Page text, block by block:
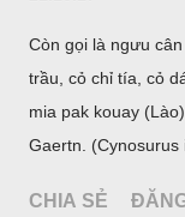
Còn gọi là ngưu
trầu, cỏ chỉ tía, cỏ
mia pak kouay
Gaertn. (Cynosurus
CHIA SẺ